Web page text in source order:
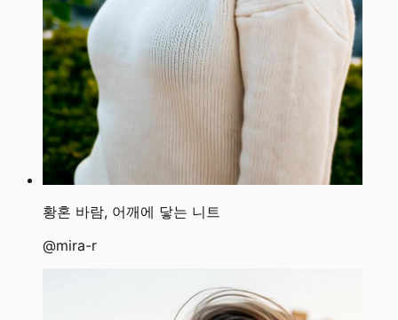
황혼 바람, 어깨에 닿는 니트
@mira-r